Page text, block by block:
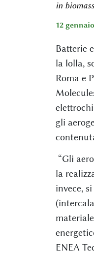
in
12
Batterie
la lolla,
Roma e
gli
“Gli
la
invece,
ENEA